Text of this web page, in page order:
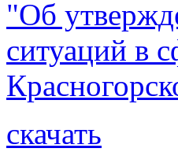
"Об
ситуаций в
скачать